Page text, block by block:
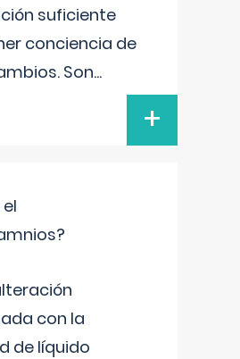
suficiente
conciencia de
Son...
+
con la
de líquido